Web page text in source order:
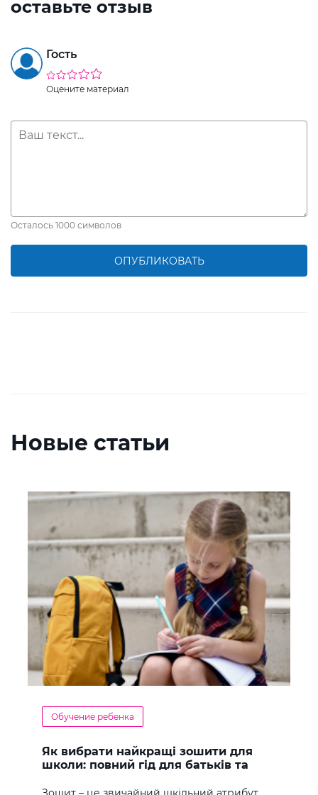
оставьте отзыв
Гость
Оцените материал
Осталось 1000 символов
ОПУБЛИКОВАТЬ
Новые статьи
Обучение ребенка
Як вибрати найкращі зошити для
школи: повний гід для батьків та